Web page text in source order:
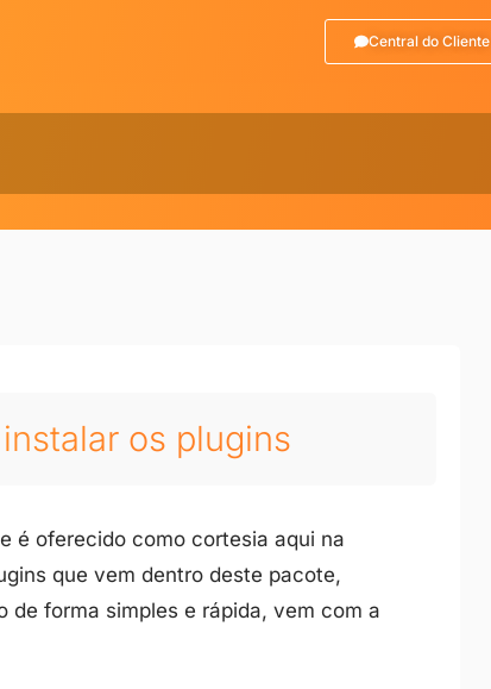
Central do Cliente
os plugins
é oferecido como cortesia aqui na
que vem dentro deste pacote,
forma simples e rápida, vem com a